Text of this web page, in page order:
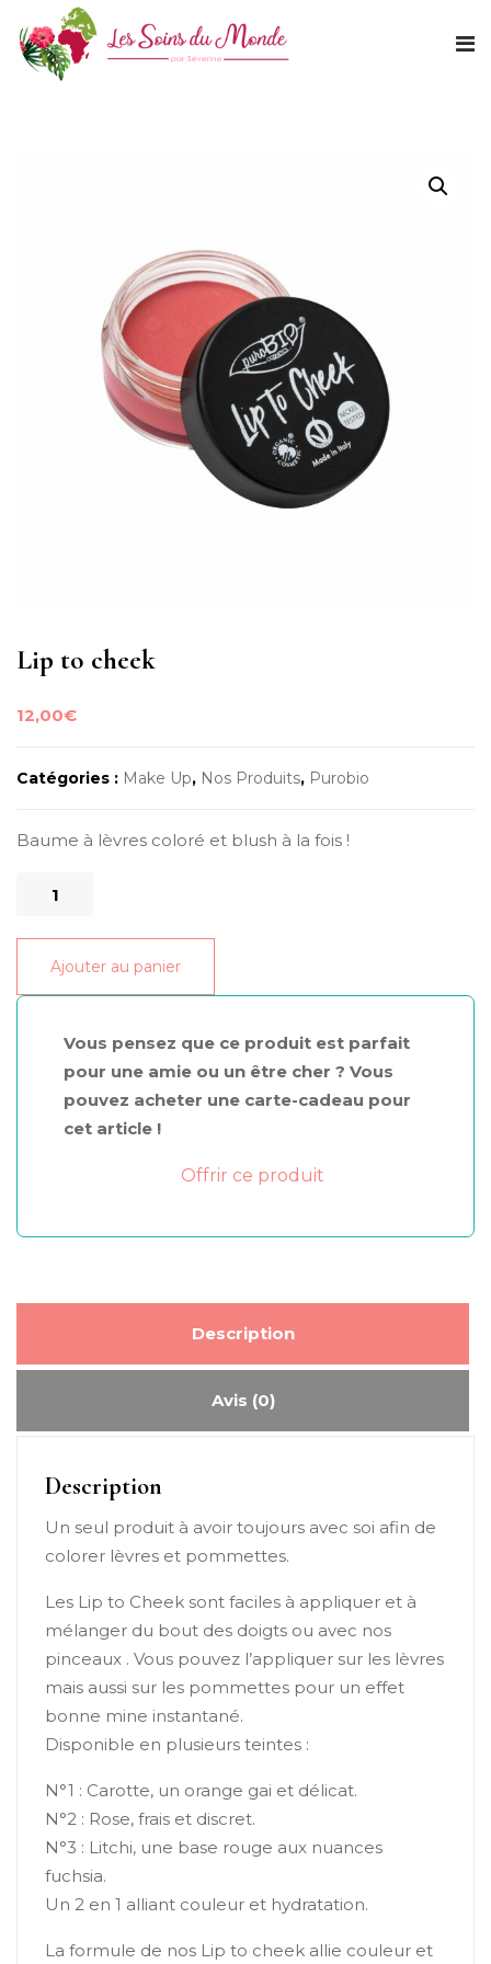
Lip to cheek
12,00€
Catégories : Make Up, Nos Produits, Purobio
Baume à lèvres coloré et blush à la fois !
quantité
Lip
cheek
Ajouter au panier
Vous pensez que ce produit est parfait
pour une amie ou un être cher ? Vous
pouvez acheter une carte-cadeau pour
cet article !
Offrir ce produit
Description
Avis (0)
Description
Un seul produit à avoir toujours avec soi afin de
colorer lèvres et pommettes.
Les Lip to Cheek sont faciles à appliquer et à
mélanger du bout des doigts ou avec nos
pinceaux . Vous pouvez l’appliquer sur les lèvres
mais aussi sur les pommettes pour un effet
bonne mine instantané.
Disponible en plusieurs teintes :
N°1 : Carotte, un orange gai et délicat.
N°2 : Rose, frais et discret.
N°3 : Litchi, une base rouge aux nuances
fuchsia.
Un 2 en 1 alliant couleur et hydratation.
La formule de nos Lip to cheek allie couleur et